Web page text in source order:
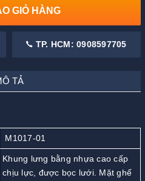
GIỎ HÀNG
TP. HCM: 0908597705
TẢ
M1017-01
Khung lưng bằng nhựa cao cấp
chịu lực, được bọc lưới. Mặt ghế